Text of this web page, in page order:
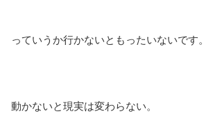
っていうか行かないともったいないです。
動かないと現実は変わらない。